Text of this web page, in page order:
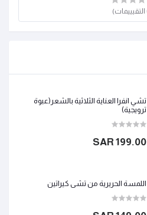
تشي انفرا العناية الثلاثية بالشعر(عبوة
ترويجية)
199.00 SAR
اللمسة الحريرية من تشي كيراتين